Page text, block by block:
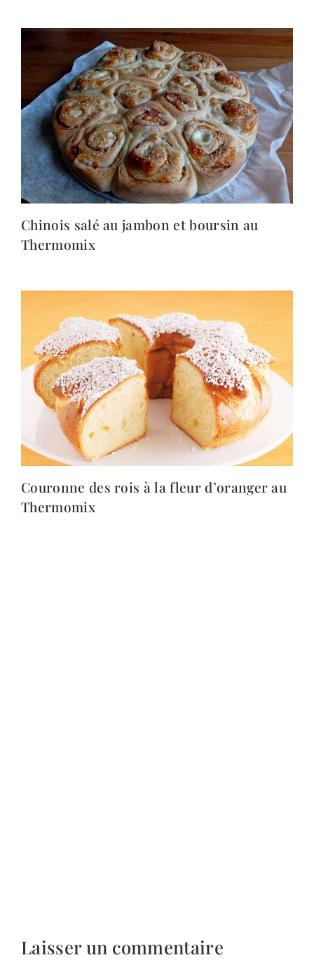
Chinois salé au jambon et boursin au
Thermomix
Couronne des rois à la fleur d’oranger au
Thermomix
Laisser un commentaire